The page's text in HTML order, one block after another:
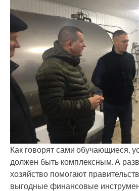
Как говорят сами обучающиеся,
должен быть комплексным. А
хозяйство помогают
выгодные финансовые